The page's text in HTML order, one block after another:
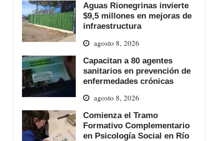
Aguas Rionegrinas invierte
$9,5 millones en mejoras de
infraestructura
agosto 8, 2026
Capacitan a 80 agentes
sanitarios en prevención de
enfermedades crónicas
agosto 8, 2026
Comienza el Tramo
Formativo Complementario
en Psicología Social en Río